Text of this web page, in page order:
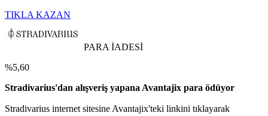
TIKLA KAZAN
PARA İADESİ
%5,60
Stradivarius'dan alışveriş yapana Avantajix para ödüyor
Stradivarius internet sitesine Avantajix'teki linkini tıklayarak